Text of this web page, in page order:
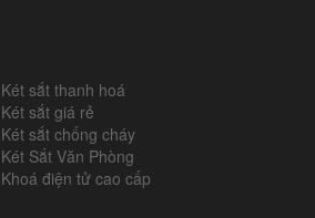
Két sắt thanh hoá
Két sắt giá rẻ
Két sắt chống cháy
Két Sắt Văn Phòng
Khoá điện tử cao cấp